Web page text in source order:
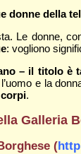
donne della
Le donne,
: vogliono
– il titolo è
e la
.
Galleria
(